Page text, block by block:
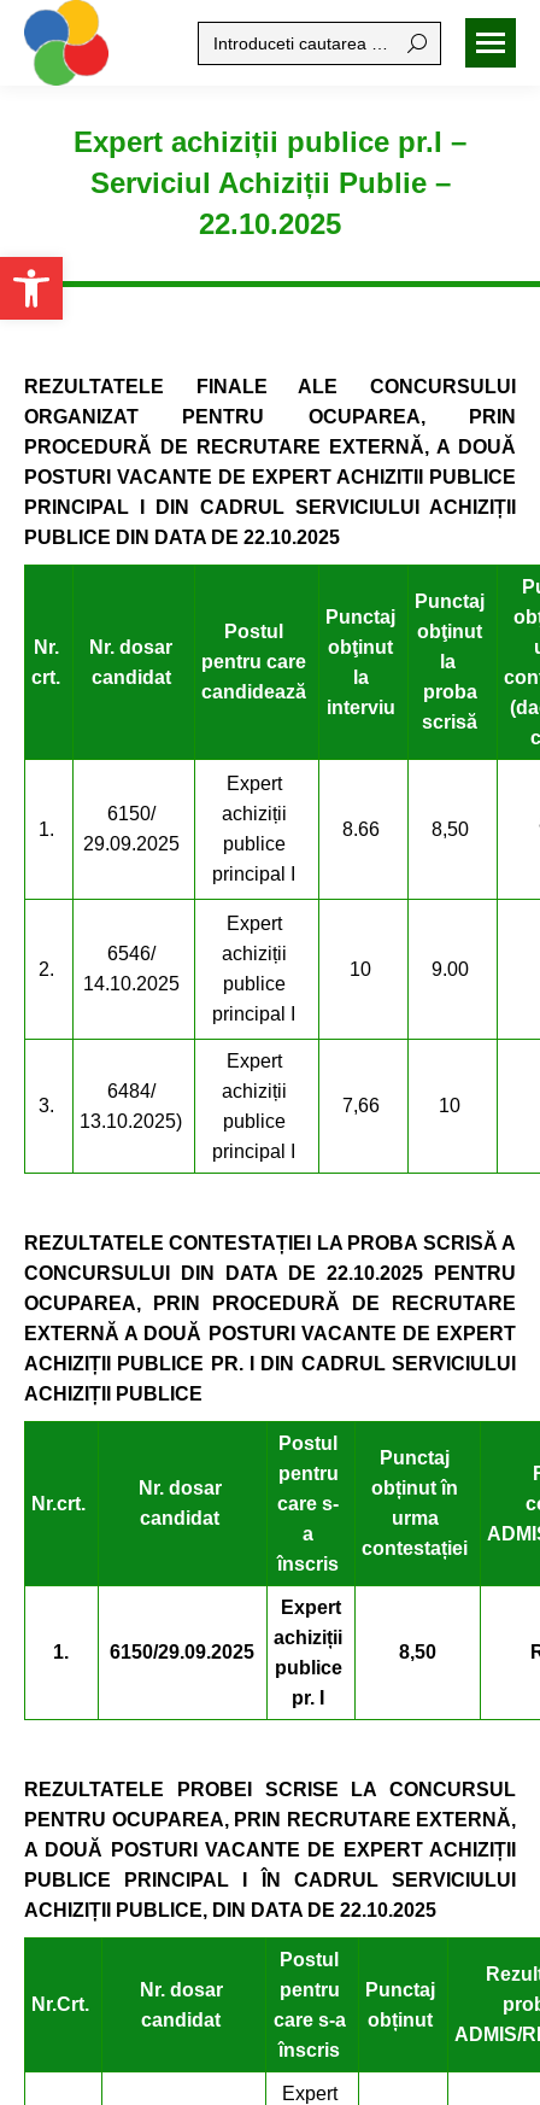
Open toolbar
Search:
Expert achiziții publice pr.I –
Serviciul Achiziții Publie –
22.10.2025
REZULTATELE FINALE ALE CONCURSULUI
ORGANIZAT
PENTRU OCUPAREA,
PRIN
PROCEDURĂ DE RECRUTARE EXTERNĂ, A DOUĂ
POSTURI VACANTE DE EXPERT ACHIZITII PUBLICE
PRINCIPAL I DIN CADRUL SERVICIULUI ACHIZI ȚII
PUBLICE DIN DATA DE 22.10.2025
Nr.
crt.
Nr. dosar
candidat
Postul
pentru care
candidează
Punctaj
obţinut
la
interviu
Punctaj
obţinut
la
proba
scrisă
1.
6150/
29.09.2025
Expert
achiziții
publice
principal I
8.66 8,50
2.
6546/
14.10.2025
Expert
achiziții
publice
principal I
10 9.00
3.
6484/
13.10.2025)
Expert
achiziții
publice
principal I
7,66 10
REZULTATELE CONTESTAȚIEI LA PROBA SCRISĂ A
CONCURSULUI
DIN DATA DE 22.10.2025 PENTRU
OCUPAREA, PRIN PROCEDURĂ DE RECRUTARE
EXTERNĂ A DOUĂ POSTURI VACANTE DE EXPERT
ACHIZIȚII PUBLICE PR. I DIN CADRUL SERVICIULUI
ACHIZIȚII PUBLICE
Nr.crt.
Nr. dosar
candidat
Postul
pentru
care s-
a
înscris
Punctaj
obținut în
urma
contestației
1. 6150/29.09.2025
Expert
achiziții
publice
pr. I
8,50
REZULTATELE PROBEI SCRISE
LA CONCURSUL
PENTRU OCUPAREA, PRIN RECRUTARE EXTERNĂ,
A DOUĂ POSTURI VACANTE DE EXPERT ACHIZIȚII
PUBLICE PRINCIPAL I ÎN CADRUL SERVICIULUI
ACHIZIȚII PUBLICE, DIN DATA DE 22.10.2025
Nr.Crt.
Nr. dosar
candidat
Postul
pentru
care s-a
înscris
Punctaj
obținut
ADMIS/
Expert